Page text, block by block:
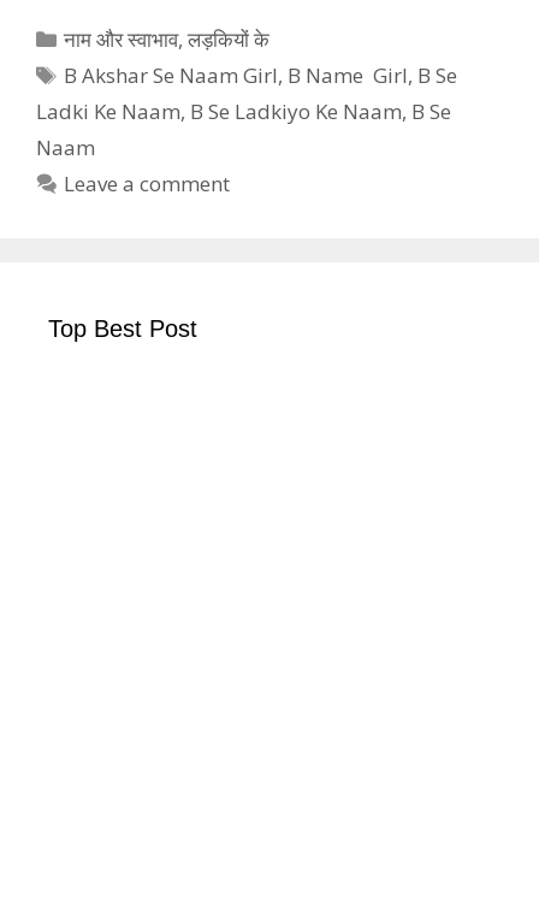
Categories
नाम और स्वाभाव,लड़कियों के
Tags
B Akshar Se Naam Girl, B Name Girl, B Se
Ladki Ke Naam, B Se Ladkiyo Ke Naam, B Se
Naam
Leave a comment
Top Best Post